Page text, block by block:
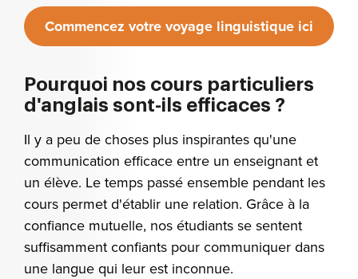
Commencez votre voyage linguistique ici
Pourquoi nos cours particuliers
d'anglais sont-ils efficaces ?
Il y a peu de choses plus inspirantes qu'une
communication efficace entre un enseignant et
un élève. Le temps passé ensemble pendant les
cours permet d'établir une relation. Grâce à la
confiance mutuelle, nos étudiants se sentent
suffisamment confiants pour communiquer dans
une langue qui leur est inconnue.